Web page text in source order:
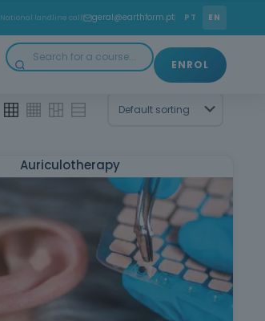
· National landline call geral@earthform.pt PT EN
ENROL
Auriculotherapy